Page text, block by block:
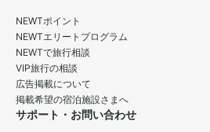
NEWTポイント
NEWTエリートプログラム
NEWTで旅行相談
VIP旅行の相談
広告掲載について
掲載希望の宿泊施設さまへ
サポート・お問い合わせ